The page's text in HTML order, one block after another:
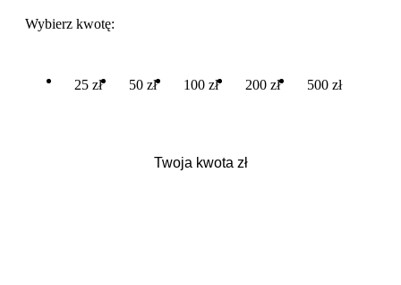
Wybierz kwotę:
25 zł 50 zł 100 zł 200 zł 500 zł